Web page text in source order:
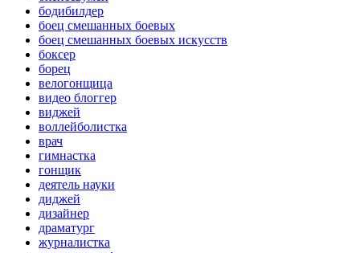
бодибилдер
боец смешанных боевых
боец смешанных боевых искусств
боксер
борец
велогонщица
видео блоггер
виджей
воллейболистка
врач
гимнастка
гонщик
деятель науки
диджей
дизайнер
драматург
журналистка